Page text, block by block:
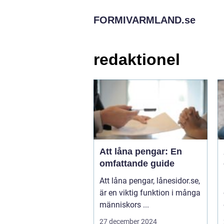
FORMIVARMLAND.se
redaktionel
Att låna pengar: En
omfattande guide
Att låna pengar, lånesidor.se,
är en viktig funktion i många
människors ...
27 december 2024